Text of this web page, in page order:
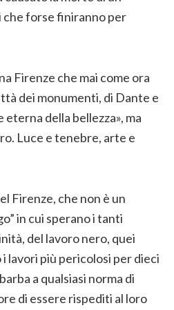
che forse finiranno per
Firenze che mai come ora
dei monumenti, di Dante e
della bellezza», ma
Luce e tenebre, arte e
Firenze, che non è un
in cui sperano i tanti
del lavoro nero, quei
lavori più pericolosi per dieci
a qualsiasi norma di
di essere rispediti al loro